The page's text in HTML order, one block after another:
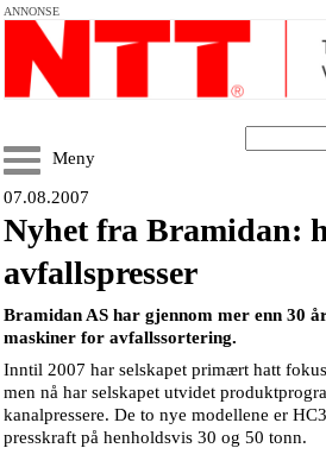
ANNONSE
Meny
07.08.2007
Nyhet fra Bramidan:
avfallspresser
Bramidan AS har gjennom mer enn 30
maskiner for avfallssortering.
Inntil 2007 har selskapet primært hatt
men nå har selskapet utvidet
kanalpressere. De to nye modellene er
presskraft på henholdsvis 30 og 50 tonn.